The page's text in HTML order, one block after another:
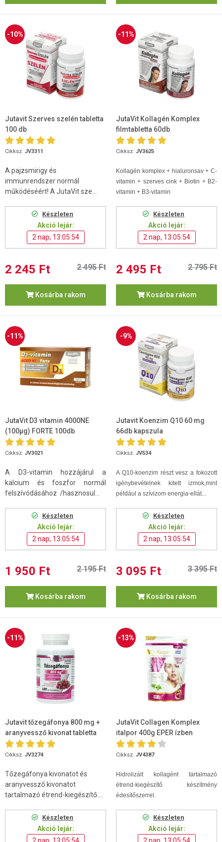
-10%
Jutavit Szerves szelén tabletta
100 db
Cikksz. JV3311
A pajzsmirigy és
immunrendszer normál
működéséért! A JutaVit sze...
Készleten
Akció lejár:
2 nap, 13:05:53
2 245 Ft 2 495 Ft
Kosárba rakom
-11%
JutaVit Kollagén Komplex
filmtabletta 60db
Cikksz. JV3625
Kollagén komplex + hialuronsav + C-
vitamin + szerves cink + Biotin + B2-
vitamin + B3-vitamin
Készleten
Akció lejár:
2 nap, 13:05:53
2 495 Ft 2 795 Ft
Kosárba rakom
-11%
JutaVit D3 vitamin 4000NE
(100µg) FORTE 100db
Cikksz. JV3021
A D3-vitamin hozzájárul a
kalcium és foszfor normál
felszívódásához /hasznosul...
Készleten
Akció lejár:
2 nap, 13:05:53
1 950 Ft 2 195 Ft
Kosárba rakom
-9%
Jutavit Koenzim Q10 60 mg
66db kapszula
Cikksz. JV534
A Q10-koenzim részt vesz a fokozott
igénybevételnek kitett izmok,mint
például a szívizom energia-ellát...
Készleten
Akció lejár:
2 nap, 13:05:53
3 095 Ft 3 395 Ft
Kosárba rakom
-11%
Jutavit tőzegáfonya 800 mg +
aranyvessző kivonat tabletta
100db
Cikksz. JV3274
Tőzegáfonya kivonatot és
aranyvessző kivonatot
tartalmazó étrend-kiegészítő....
Készleten
Akció lejár:
-13%
JutaVit Collagen Komplex
italpor 400g EPER ízben
Cikksz. JV4387
Hidrolizált kollagént tartalmazó
étrend-kiegészítő készítmény
édesítőszerrel.
Készleten
Akció lejár: